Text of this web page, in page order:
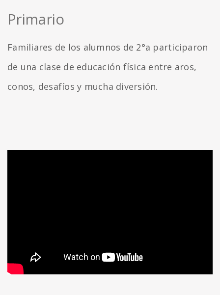
Primario
Familiares de los alumnos de 2°a participaron
de una clase de educación física entre aros,
conos, desafíos y mucha diversión.